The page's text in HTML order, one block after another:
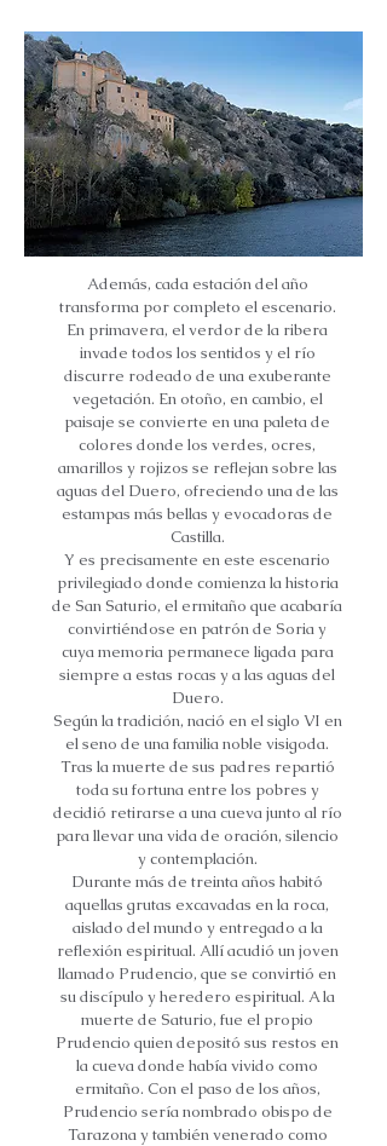
Además, cada estación del año
transforma por completo el escenario.
En primavera, el verdor de la ribera
invade todos los sentidos y el río
discurre rodeado de una exuberante
vegetación. En otoño, en cambio, el
paisaje se convierte en una paleta de
colores donde los verdes, ocres,
amarillos y rojizos se reflejan sobre las
aguas del Duero, ofreciendo una de las
estampas más bellas y evocadoras de
Castilla.
Y es precisamente en este escenario
privilegiado donde comienza la historia
de San Saturio, el ermitaño que acabaría
convirtiéndose en patrón de Soria y
cuya memoria permanece ligada para
siempre a estas rocas y a las aguas del
Duero.
Según la tradición, nació en el siglo VI en
el seno de una familia noble visigoda.
Tras la muerte de sus padres repartió
toda su fortuna entre los pobres y
decidió retirarse a una cueva junto al río
para llevar una vida de oración, silencio
y contemplación.
Durante más de treinta años habitó
aquellas grutas excavadas en la roca,
aislado del mundo y entregado a la
reflexión espiritual. Allí acudió un joven
llamado Prudencio, que se convirtió en
su discípulo y heredero espiritual. A la
muerte de Saturio, fue el propio
Prudencio quien depositó sus restos en
la cueva donde había vivido como
ermitaño. Con el paso de los años,
Prudencio sería nombrado obispo de
Tarazona y también venerado como